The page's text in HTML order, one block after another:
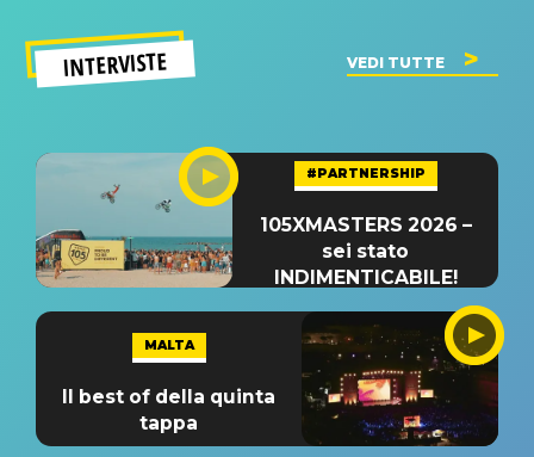
INTERVISTE VEDI TUTTE
#PARTNERSHIP
105XMASTERS 2026 –
sei stato
INDIMENTICABILE!
MALTA
Il best of della quinta
tappa